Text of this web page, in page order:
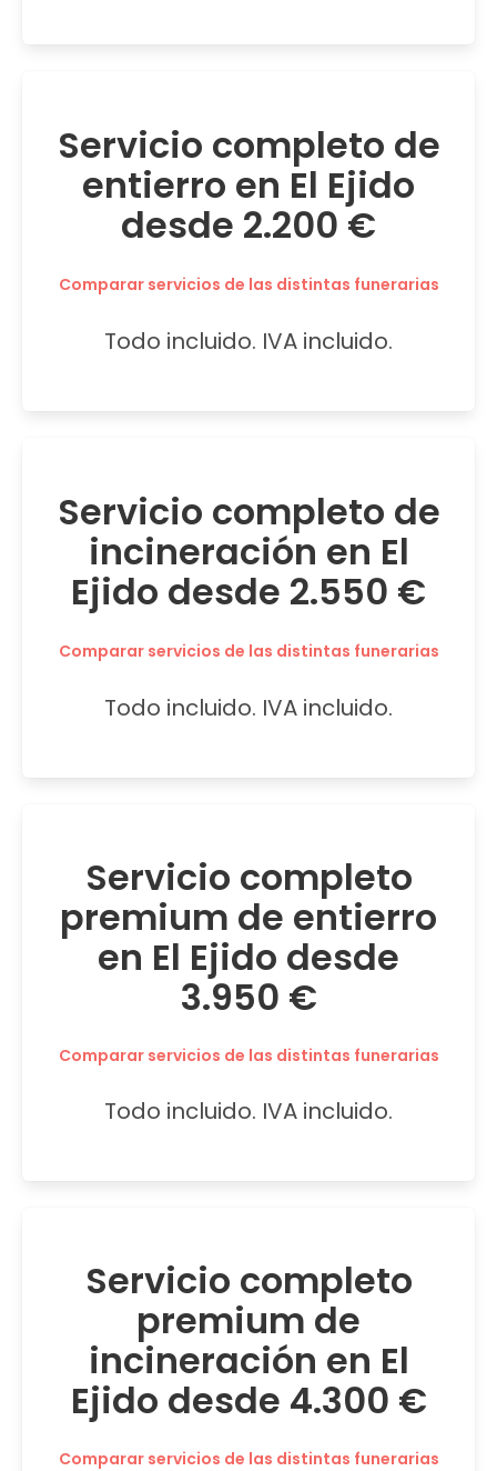
Servicio completo de
entierro en El Ejido
desde 2.200 €
Comparar servicios de las distintas funerarias
Todo incluido. IVA incluido.
Servicio completo de
incineración en El
Ejido desde 2.550 €
Comparar servicios de las distintas funerarias
Todo incluido. IVA incluido.
Servicio completo
premium de entierro
en El Ejido desde
3.950 €
Comparar servicios de las distintas funerarias
Todo incluido. IVA incluido.
Servicio completo
premium de
incineración en El
Ejido desde 4.300 €
Comparar servicios de las distintas funerarias